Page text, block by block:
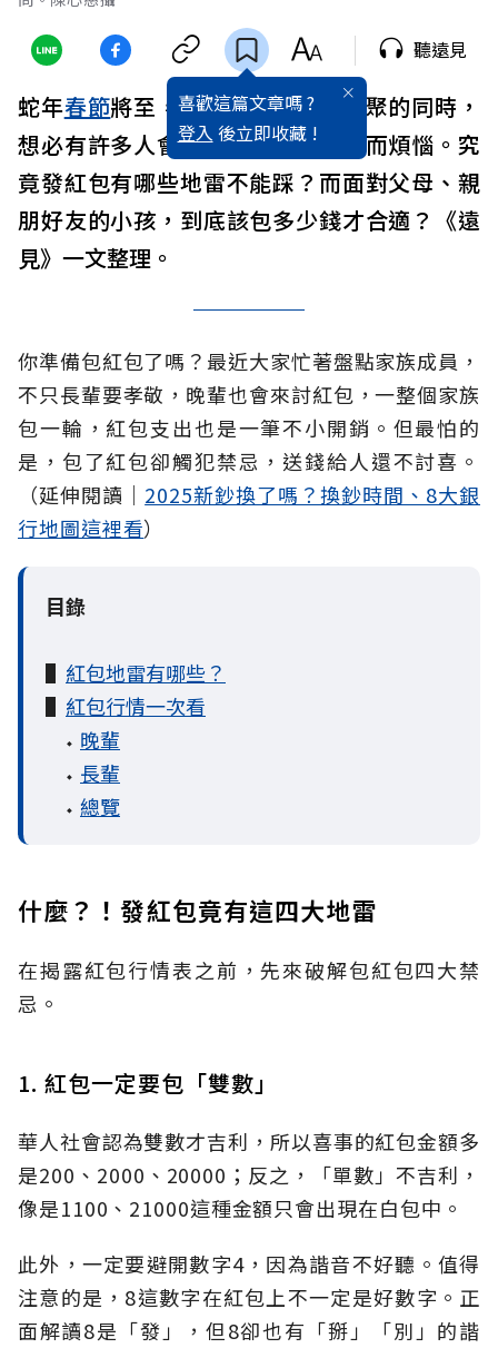
喜歡這篇文章嗎 ?
登入 後立即收藏 !
聽遠見
蛇年春節將至，過年期間與親友團聚的同時，
想必有許多人會為了該如何包紅包而煩惱。究
竟發紅包有哪些地雷不能踩？而面對父母、親
朋好友的小孩，到底該包多少錢才合適？《遠
見》一文整理。
你準備包紅包了嗎？最近大家忙著盤點家族成員，
不只長輩要孝敬，晚輩也會來討紅包，一整個家族
包一輪，紅包支出也是一筆不小開銷。但最怕的
是，包了紅包卻觸犯禁忌，送錢給人還不討喜。
（延伸閱讀｜ 2025新鈔換了嗎？換鈔時間、8大銀
行地圖這裡看）
目錄
▌ 紅包地雷有哪些？
▌ 紅包行情一次看
⬩ 晚輩
⬩ 長輩
⬩ 總覽
什麼？！發紅包竟有這四大地雷
在揭露紅包行情表之前，先來破解包紅包四大禁
忌。
1. 紅包一定要包「雙數」
華人社會認為雙數才吉利，所以喜事的紅包金額多
是200、2000、20000；反之，「單數」不吉利，
像是1100、21000這種金額只會出現在白包中。
此外，一定要避開數字4，因為諧音不好聽。值得
注意的是，8這數字在紅包上不一定是好數字。正
面解讀8是「發」，但8卻也有「掰」「別」的諧